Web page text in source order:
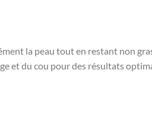
la peau tout en restant non
et du cou pour des résultats